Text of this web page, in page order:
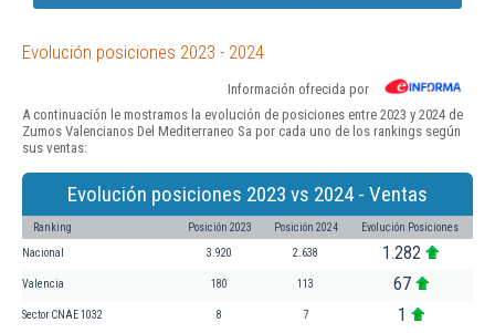
Evolución posiciones 2023 - 2024
Información ofrecida por
A continuación le mostramos la evolución de posiciones entre 2023 y 2024 de
Zumos Valencianos Del Mediterraneo Sa por cada uno de los rankings según
sus ventas:
Evolución posiciones 2023 vs 2024 - Ventas
Ranking Posición 2023 Posición 2024 Evolución Posiciones
Nacional 3.920 2.638 1.282
Valencia 180 113 67
Sector CNAE 1032 8 7 1